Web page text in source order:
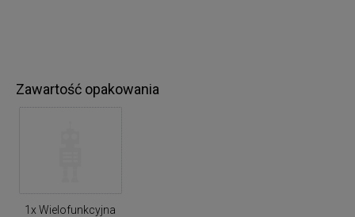
Zawartość opakowania
1x Wielofunkcyjna